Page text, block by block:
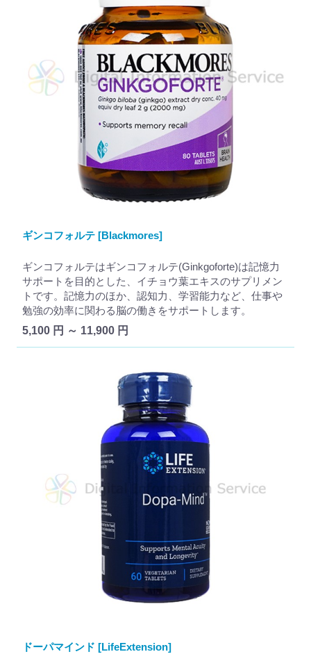
ギンコフォルテ [Blackmores]
ギンコフォルテはギンコフォルテ(Ginkgoforte)は記憶力
サポートを目的とした、イチョウ葉エキスのサプリメン
トです。記憶力のほか、認知力、学習能力など、仕事や
勉強の効率に関わる脳の働きをサポートします。
5,100 円 ～ 11,900 円
ドーパマインド [LifeExtension]